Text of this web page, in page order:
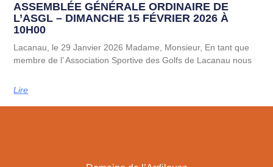
ASSEMBLÉE GÉNÉRALE ORDINAIRE DE
L’ASGL – DIMANCHE 15 FÉVRIER 2026 À
10H00
Lacanau, le 29 Janvier 2026 Madame, Monsieur, En tant que
membre de l’ Association Sportive des Golfs de Lacanau nous
Lire